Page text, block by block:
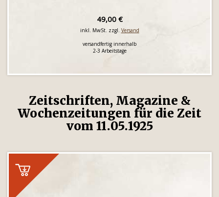
49,00 €
inkl. MwSt. zzgl. Versand
versandfertig innerhalb
2-3 Arbeitstage
Zeitschriften, Magazine &
Wochenzeitungen für die Zeit
vom 11.05.1925